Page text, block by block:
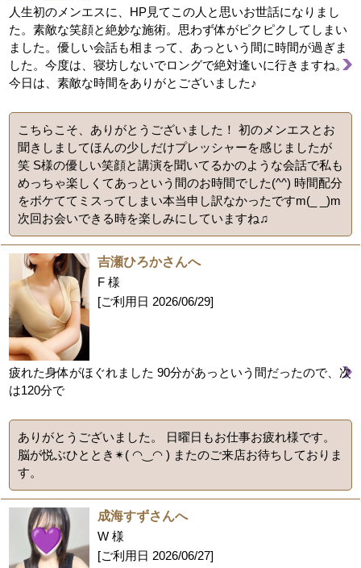
人生初のメンエスに、HP見てこの人と思いお世話になりまし
た。素敵な笑顔と絶妙な施術。思わず体がピクピクしてしまい
ました。優しい会話も相まって、あっという間に時間が過ぎま
した。今度は、寝坊しないでロングで絶対逢いに行きますね。
今日は、素敵な時間をありがとございました♪
こちらこそ、ありがとうございました！ 初のメンエスとお
聞きしましてほんの少しだけプレッシャーを感じましたが
笑 S様の優しい笑顔と講演を聞いてるかのような会話で私も
めっちゃ楽しくてあっという間のお時間でした(^^) 時間配分
をボケててミスってしまい本当申し訳なかったですm(_ _)m
次回お会いできる時を楽しみにしていますね♫
吉瀬ひろかさんへ
F 様
[ご利用日 2026/06/29]
疲れた身体がほぐれました 90分があっという間だったので、次
は120分で
ありがとうございました。 日曜日もお仕事お疲れ様です。
脳が悦ぶひととき✴︎( ◠‿◠ ) またのご来店お待ちしておりま
す。
成海すずさんへ
W 様
[ご利用日 2026/06/27]